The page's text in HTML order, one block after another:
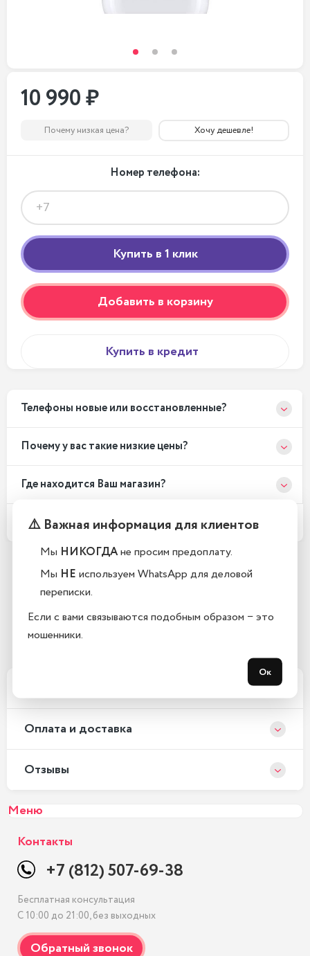
10 990 ₽
Почему низкая цена? Хочу дешевле!
Номер телефона:
Добавить в корзину
Купить в кредит
Телефоны новые или восстановленные?
Почему у вас такие низкие цены?
Где находится Ваш магазин?
Какой срок гарантии?
Остались вопросы?
С 10:00 до 21:00, без выходных
Оплата и доставка
Отзывы
Меню
Контакты
+7 (812) 507-69-38
Бесплатная консультация
С 10:00 до 21:00, без выходных
⚠️ Важная информация для клиентов
Мы НИКОГДАне просим предоплату.
Мы НЕ используем WhatsApp для деловой
переписки.
Если с вами связываются подобным образом − это
мошенники.
Ок